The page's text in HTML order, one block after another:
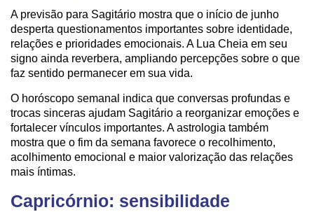
A previsão para Sagitário mostra que o início de junho
desperta questionamentos importantes sobre identidade,
relações e prioridades emocionais. A Lua Cheia em seu
signo ainda reverbera, ampliando percepções sobre o que
faz sentido permanecer em sua vida.
O horóscopo semanal indica que conversas profundas e
trocas sinceras ajudam Sagitário a reorganizar emoções e
fortalecer vínculos importantes. A astrologia também
mostra que o fim da semana favorece o recolhimento,
acolhimento emocional e maior valorização das relações
mais íntimas.
Capricórnio: sensibilidade